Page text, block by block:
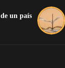
un país